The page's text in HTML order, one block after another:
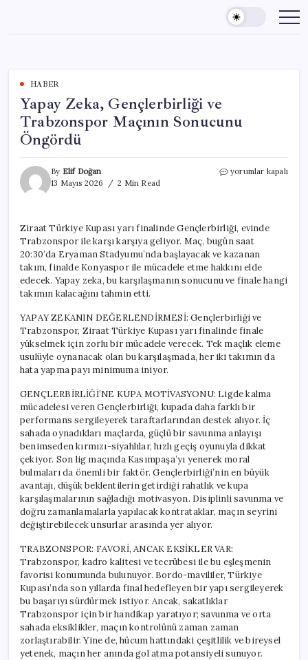
content
HABER
Yapay Zeka, Gençlerbirliği ve
Trabzonspor Maçının Sonucunu
Öngördü
By Elif Doğan
13 Mayıs 2026
2 Min Read
Yapay
Maçının
Sonucunu
Öngördü
için
yorumlar kapalı
Ziraat Türkiye Kupası yarı finalinde Gençlerbirliği, evinde
Trabzonspor ile karşı karşıya geliyor. Maç, bugün saat
20:30’da Eryaman Stadyumu’nda başlayacak ve kazanan
takım, finalde Konyaspor ile mücadele etme hakkını elde
edecek. Yapay zeka, bu karşılaşmanın sonucunu ve finale hangi
takımın kalacağını tahmin etti.
YAPAY ZEKANIN DEĞERLENDİRMESİ: Gençlerbirliği ve
Trabzonspor, Ziraat Türkiye Kupası yarı finalinde finale
yükselmek için zorlu bir mücadele verecek. Tek maçlık eleme
usulüyle oynanacak olan bu karşılaşmada, her iki takımın da
hata yapma payı minimuma iniyor.
GENÇLERBİRLİĞİ’NE KUPA MOTİVASYONU: Ligde kalma
mücadelesi veren Gençlerbirliği, kupada daha farklı bir
performans sergileyerek taraftarlarından destek alıyor. İç
sahada oynadıkları maçlarda, güçlü bir savunma anlayışı
benimseden kırmızı-siyahlılar, hızlı geçiş oyunuyla dikkat
çekiyor. Son lig maçında Kasımpaşa’yı yenerek moral
bulmaları da önemli bir faktör. Gençlerbirliği’nin en büyük
avantajı, düşük beklentilerin getirdiği rahatlık ve kupa
karşılaşmalarının sağladığı motivasyon. Disiplinli savunma ve
doğru zamanlamalarla yapılacak kontrataklar, maçın seyrini
değiştirebilecek unsurlar arasında yer alıyor.
TRABZONSPOR: FAVORİ, ANCAK EKSİKLER VAR:
Trabzonspor, kadro kalitesi ve tecrübesi ile bu eşleşmenin
favorisi konumunda bulunuyor. Bordo-mavililer, Türkiye
Kupası’nda son yıllarda final hedefleyen bir yapı sergileyerek
bu başarıyı sürdürmek istiyor. Ancak, sakatlıklar
Trabzonspor için bir handikap yaratıyor; savunma ve orta
sahada eksiklikler, maçın kontrolünü zaman zaman
zorlaştırabilir. Yine de, hücum hattındaki çeşitlilik ve bireysel
yetenek, maçın her anında gol atma potansiyeli sunuyor.